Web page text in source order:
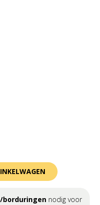
borduringen nodig voor